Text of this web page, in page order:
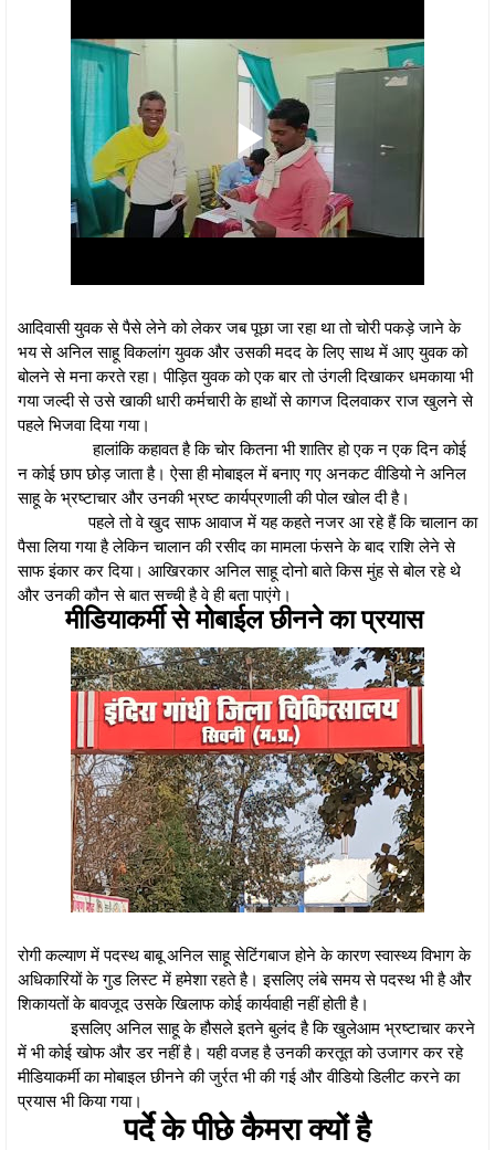
आदिवासी युवक से पैसे लेने को लेकर जब पूछा जा रहा था तो चोरी पकड़े जाने के
भय से अनिल साहू विकलांग युवक और उसकी मदद के लिए साथ में आए युवक को
बोलने से मना करते रहा। पीड़ित युवक को एक बार तो उंगली दिखाकर धमकाया भी
गया जल्दी से उसे खाकी धारी कर्मचारी के हाथों से कागज दिलवाकर राज खुलने से
पहले भिजवा दिया गया।
हालांकि कहावत है कि चोर कितना भी शातिर हो एक न एक दिन कोई
न कोई छाप छोड़ जाता है। ऐसा ही मोबाइल में बनाए गए अनकट वीडियो ने अनिल
साहू के भ्रष्टाचार और उनकी भ्रष्ट कार्यप्रणाली की पोल खोल दी है।
पहले तो वे खुद साफ आवाज में यह कहते नजर आ रहे हैं कि चालान का
पैसा लिया गया है लेकिन चालान की रसीद का मामला फंसने के बाद राशि लेने से
साफ इंकार कर दिया। आखिरकार अनिल साहू दोनो बाते किस मुंह से बोल रहे थे
और उनकी कौन से बात सच्ची है वे ही बता पाएंगे।
मीडियाकर्मी से मोबाईल छीनने का प्रयास
रोगी कल्याण में पदस्थ बाबू अनिल साहू सेटिंगबाज होने के कारण स्वास्थ्य विभाग के
अधिकारियों के गुड लिस्ट में हमेशा रहते है। इसलिए लंबे समय से पदस्थ भी है और
शिकायतों के बावजूद उसके खिलाफ कोई कार्यवाही नहीं होती है।
इसलिए अनिल साहू के हौसले इतने बुलंद है कि खुलेआम भ्रष्टाचार करने
में भी कोई खोफ और डर नहीं है। यही वजह है उनकी करतूत को उजागर कर रहे
मीडियाकर्मी का मोबाइल छीनने की जुर्रत भी की गई और वीडियो डिलीट करने का
प्रयास भी किया गया।
पर्दे के पीछे कैमरा क्यों है